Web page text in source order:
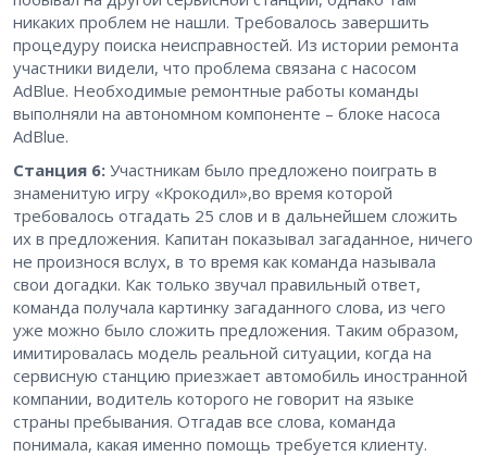
никаких проблем не нашли. Требовалось завершить
процедуру поиска неисправностей. Из истории ремонта
участники видели, что проблема связана с насосом
AdBlue. Необходимые ремонтные работы команды
выполняли на автономном компоненте – блоке насоса
AdBlue.
Станция 6: Участникам было предложено поиграть в
знаменитую игру «Крокодил»,во время которой
требовалось отгадать 25 слов и в дальнейшем сложить
их в предложения. Капитан показывал загаданное, ничего
не произнося вслух, в то время как команда называла
свои догадки. Как только звучал правильный ответ,
команда получала картинку загаданного слова, из чего
уже можно было сложить предложения. Таким образом,
имитировалась модель реальной ситуации, когда на
сервисную станцию приезжает автомобиль иностранной
компании, водитель которого не говорит на языке
страны пребывания. Отгадав все слова, команда
понимала, какая именно помощь требуется клиенту.